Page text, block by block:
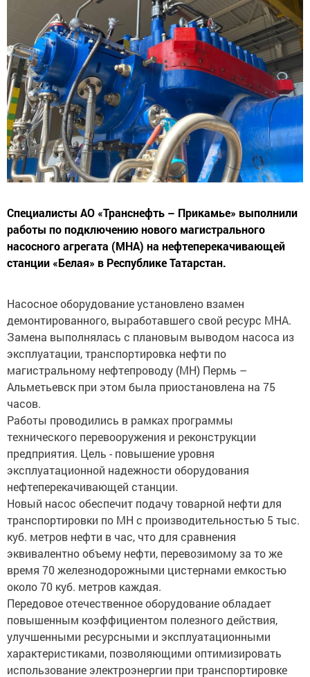
работы по подключению нового магистрального
насосного агрегата (МНА) на нефтеперекачивающей
станции «Белая» в Республике Татарстан.
демонтированного, выработавшего свой ресурс МНА.
Замена выполнялась с плановым выводом насоса из
эксплуатации, транспортировка нефти по
магистральному нефтепроводу (МН) Пермь –
Альметьевск при этом была приостановлена на 75
часов.
Работы проводились в рамках программы
технического перевооружения и реконструкции
предприятия. Цель - повышение уровня
эксплуатационной надежности оборудования
нефтеперекачивающей станции.
Новый насос обеспечит подачу товарной нефти для
транспортировки по МН с производительностью 5 тыс.
куб. метров нефти в час, что для сравнения
эквивалентно объему нефти, перевозимому за то же
время 70 железнодорожными цистернами емкостью
около 70 куб. метров каждая.
Передовое отечественное оборудование обладает
повышенным коэффициентом полезного действия,
улучшенными ресурсными и эксплуатационными
характеристиками, позволяющими оптимизировать
использование электроэнергии при транспортировке
нефти, а также значительно снизить стоимость